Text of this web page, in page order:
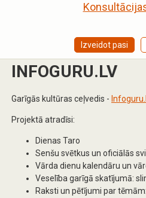
Izveidot pasi
INFOGURU.LV
Garīgās kultūras ceļvedis -
Projektā atradīsi:
Dienas Taro
Senšu svētkus un oficiālās
Vārda dienu kalendāru un
Veselība garīgā skatījumā:
Raksti un pētījumi par